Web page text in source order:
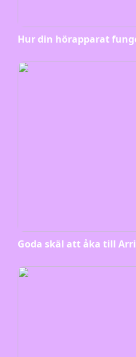
Hur din hörapparat
Goda skäl att åka till